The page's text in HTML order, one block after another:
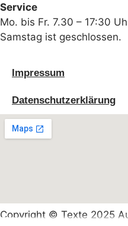
Service
Mo. bis Fr. 7.30 – 17:30
Samstag ist geschlossen.
Impressum
Datenschutzerklärung
Copyright © Texte 2025